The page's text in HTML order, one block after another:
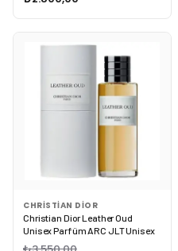
CHRISTIAN DIOR
Christian Dior Leather Oud
Unisex Parfüm ARC JLT Unisex